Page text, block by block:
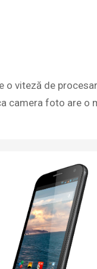
viteză de
camera foto are